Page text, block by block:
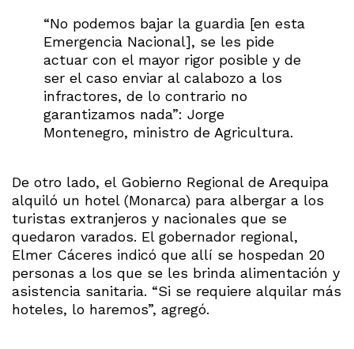
“No podemos bajar la guardia [en esta
Emergencia Nacional], se les pide
actuar con el mayor rigor posible y de
ser el caso enviar al calabozo a los
infractores, de lo contrario no
garantizamos nada”: Jorge
Montenegro, ministro de Agricultura.
De otro lado, el Gobierno Regional de Arequipa
alquiló un hotel (Monarca) para albergar a los
turistas extranjeros y nacionales que se
quedaron varados. El gobernador regional,
Elmer Cáceres indicó que allí se hospedan 20
personas a los que se les brinda alimentación y
asistencia sanitaria. “Si se requiere alquilar más
hoteles, lo haremos”, agregó.